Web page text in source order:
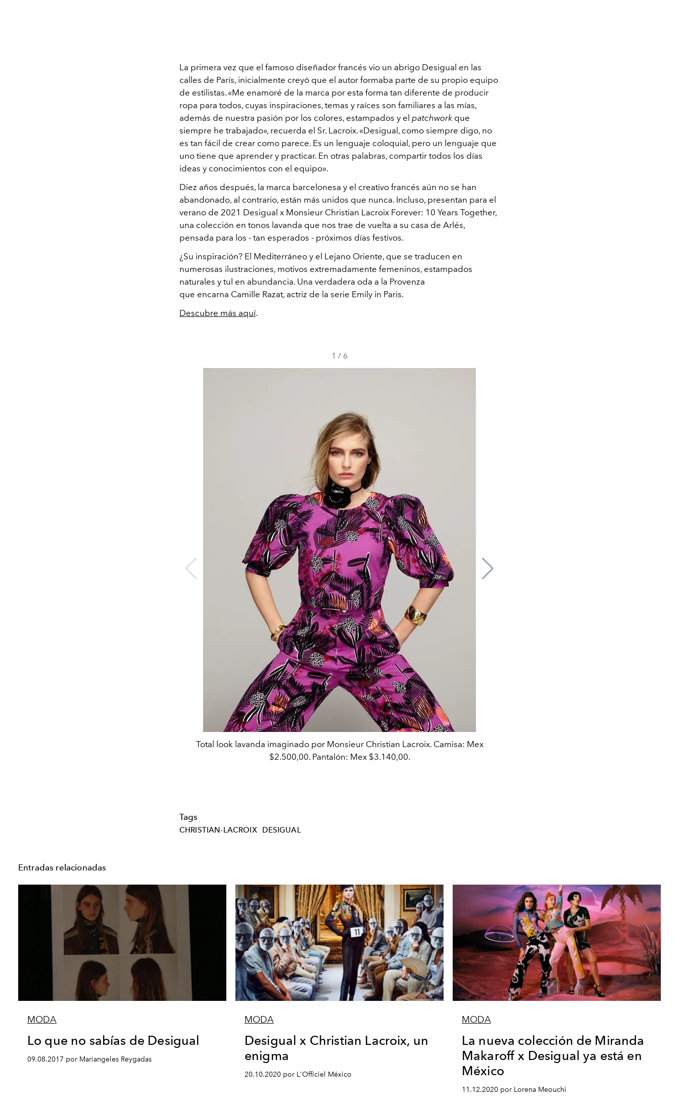
La primera vez que el famoso diseñador francés vio un abrigo Desigual en las
calles de París, inicialmente creyó que el autor formaba parte de su propio equipo
de estilistas. «Me enamoré de la marca por esta forma tan diferente de producir
ropa para todos, cuyas inspiraciones, temas y raíces son familiares a las mías,
además de nuestra pasión por los colores, estampados y el patchwork que
siempre he trabajado», recuerda el Sr. Lacroix. «Desigual, como siempre digo, no
es tan fácil de crear como parece. Es un lenguaje coloquial, pero un lenguaje que
uno tiene que aprender y practicar. En otras palabras, compartir todos los días
ideas y conocimientos con el equipo».
Diez años después, la marca barcelonesa y el creativo francés aún no se han
abandonado, al contrario, están más unidos que nunca. Incluso, presentan para el
verano de 2021 Desigual x Monsieur Christian Lacroix Forever: 10 Years Together,
una colección en tonos lavanda que nos trae de vuelta a su casa de Arlés,
pensada para los - tan esperados - próximos días festivos.
¿Su inspiración? El Mediterráneo y el Lejano Oriente, que se traducen en
numerosas ilustraciones, motivos extremadamente femeninos, estampados
naturales y tul en abundancia. Una verdadera oda a la Provenza
que encarna Camille Razat, actriz de la serie Emily in Paris.
Descubre más aquí.
1 / 6
Total look lavanda imaginado por Monsieur Christian Lacroix. Camisa: Mex
$2.500,00. Pantalón: Mex $3.140,00.
Tags
CHRISTIAN-LACROIX DESIGUAL
Entradas relacionadas
MODA
Lo que no sabías de Desigual
09.08.2017 por Mariangeles Reygadas
MODA
Desigual x Christian Lacroix, un
enigma
20.10.2020 por L'Officiel México
MODA
La nueva colección de Miranda
Makaroff x Desigual ya está en
México
11.12.2020 por Lorena Meouchi